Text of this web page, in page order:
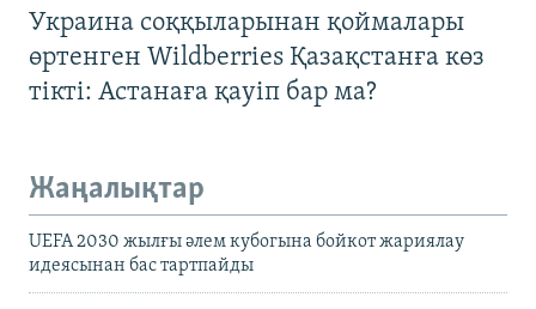
Украина соққыларынан қоймалары
өртенген Wildberries Қазақстанға көз
тікті: Астанаға қауіп бар ма?
Жаңалықтар
UEFA 2030 жылғы әлем кубогына бойкот жариялау
идеясынан бас тартпайды